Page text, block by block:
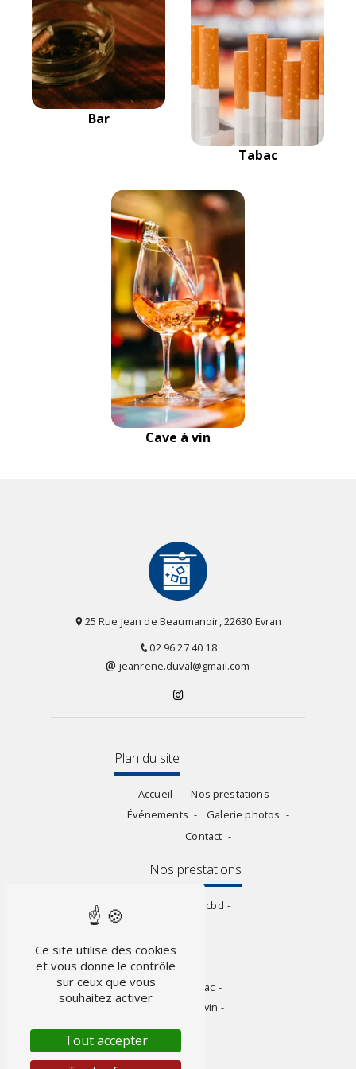
Bar
Tabac
Cave à vin
25 Rue Jean de Beaumanoir, 22630 Evran
02 96 27 40 18
jeanrene.duval@gmail.com
Plan du site
Accueil
Nos prestations
Événements
Galerie photos
Contact
Nos prestations
Vap électronique
Vente de cbd
Vente de liquide cigarette
électronique
PMU
Concert
Tabac
Relais colis pickup
Cave à vin
Ce site utilise des cookies
et vous donne le contrôle
sur ceux que vous
souhaitez activer
Tout accepter